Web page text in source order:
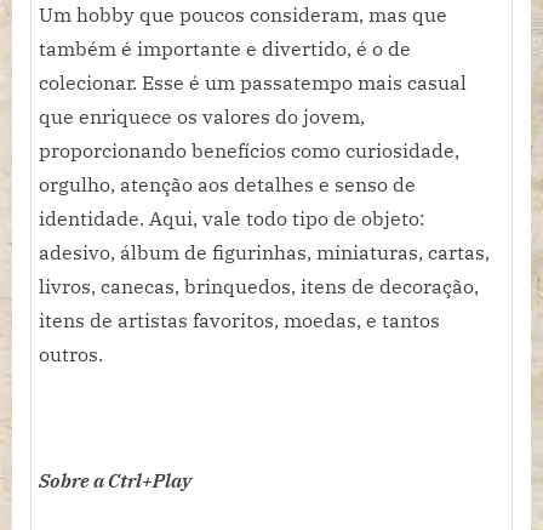
Um hobby que poucos consideram, mas que
também é importante e divertido, é o de
colecionar. Esse é um passatempo mais casual
que enriquece os valores do jovem,
proporcionando benefícios como curiosidade,
orgulho, atenção aos detalhes e senso de
identidade. Aqui, vale todo tipo de objeto:
adesivo, álbum de figurinhas, miniaturas, cartas,
livros, canecas, brinquedos, itens de decoração,
itens de artistas favoritos, moedas, e tantos
outros.
Sobre a Ctrl+Play